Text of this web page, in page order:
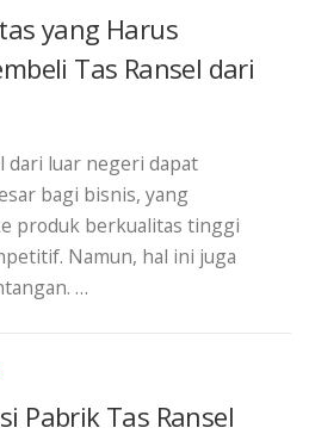
yang Harus
Tas Ransel dari
dari luar negeri dapat
bagi bisnis, yang
produk berkualitas tinggi
Namun, hal ini juga
…
Pabrik Tas Ransel